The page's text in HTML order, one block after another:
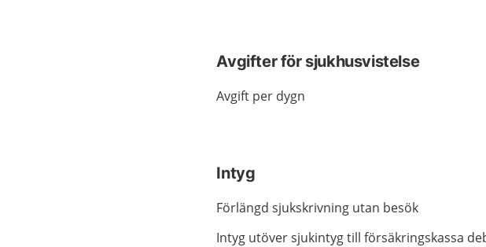
Avgifter för sjukhusvistelse
Avgift per dygn
Intyg
Förlängd sjukskrivning utan besök
Intyg utöver sjukintyg till försäkringskassa